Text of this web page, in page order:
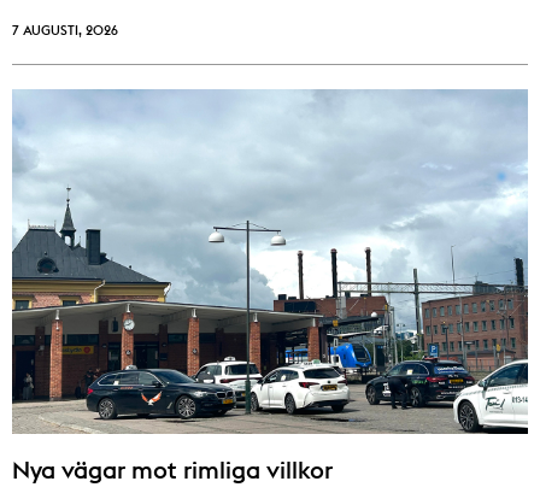
7 AUGUSTI, 2026
Nya vägar mot rimliga villkor